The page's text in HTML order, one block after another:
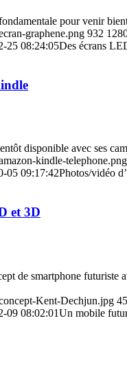
pour venir
graphene.png 932
25 08:24:05Des écrans
disponible avec ses
kindle-telephone.png
05 09:17:42Photos/vidéo
et 3D
de smartphone
Kent-Dechjun.jpg
09 08:02:01Un mobile